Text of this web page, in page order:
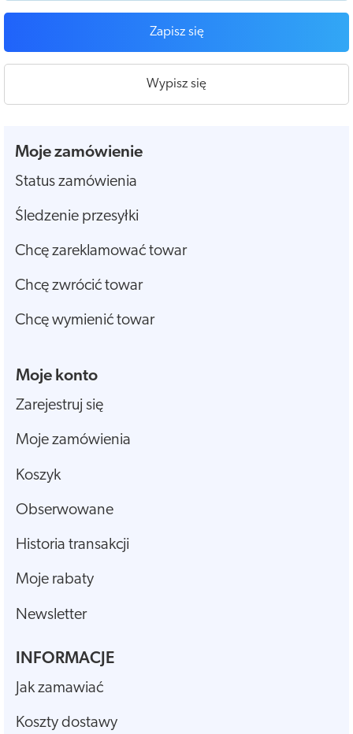
Zapisz się
Wypisz się
Moje zamówienie
Status zamówienia
Śledzenie przesyłki
Chcę zareklamować towar
Chcę zwrócić towar
Chcę wymienić towar
Moje konto
Zarejestruj się
Moje zamówienia
Koszyk
Obserwowane
Historia transakcji
Moje rabaty
Newsletter
INFORMACJE
Jak zamawiać
Koszty dostawy